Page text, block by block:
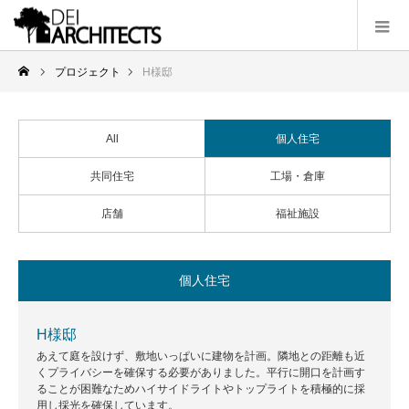
プロジェクト H様邸
All 個人住宅
共同住宅 工場・倉庫
店舗 福祉施設
個人住宅
H様邸
あえて庭を設けず、敷地いっぱいに建物を計画。隣地との距離も近
くプライバシーを確保する必要がありました。平行に開口を計画す
ることが困難なためハイサイドライトやトップライトを積極的に採
用し採光を確保しています。